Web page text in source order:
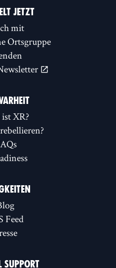
JETZT
mit
Ortsgruppe
XR?
Feed
SUPPORT